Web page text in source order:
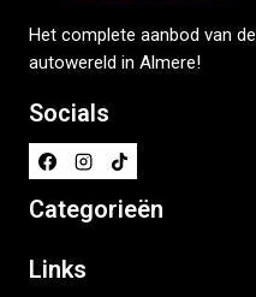
Het complete aanbod van de
autowereld in Almere!
Socials
Categorieën
Links